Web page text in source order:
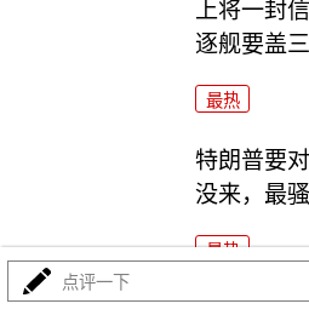
上将一封
逐舰要盖三
最热
特朗普要
没来，最
最热
点评一下